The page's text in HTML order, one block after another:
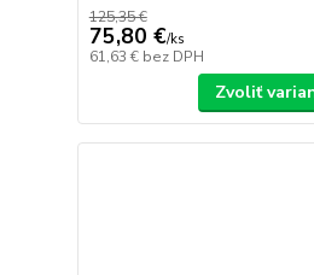
125,35 €
75,80 €/ks
61,63 € bez DPH
Zvoliť